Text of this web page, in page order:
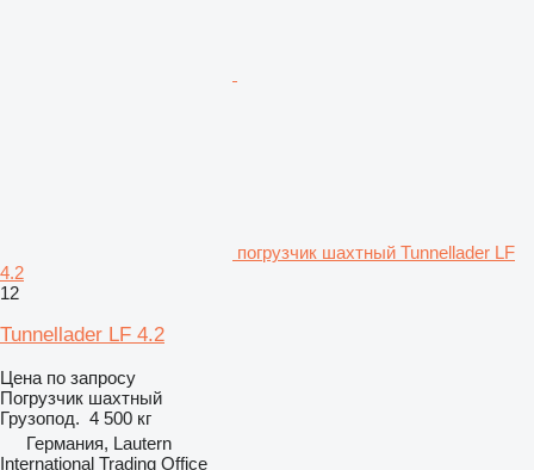
погрузчик шахтный Tunnellader LF
4.2
12
Tunnellader LF 4.2
Цена по запросу
Погрузчик шахтный
Грузопод. 4 500 кг
Германия, Lautern
International Trading Office